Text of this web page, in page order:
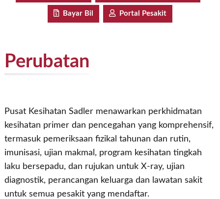
Bayar Bil Portal Pesakit
Perubatan
Pusat Kesihatan Sadler menawarkan perkhidmatan
kesihatan primer dan pencegahan yang komprehensif,
termasuk pemeriksaan fizikal tahunan dan rutin,
imunisasi, ujian makmal, program kesihatan tingkah
laku bersepadu, dan rujukan untuk X-ray, ujian
diagnostik, perancangan keluarga dan lawatan sakit
untuk semua pesakit yang mendaftar.